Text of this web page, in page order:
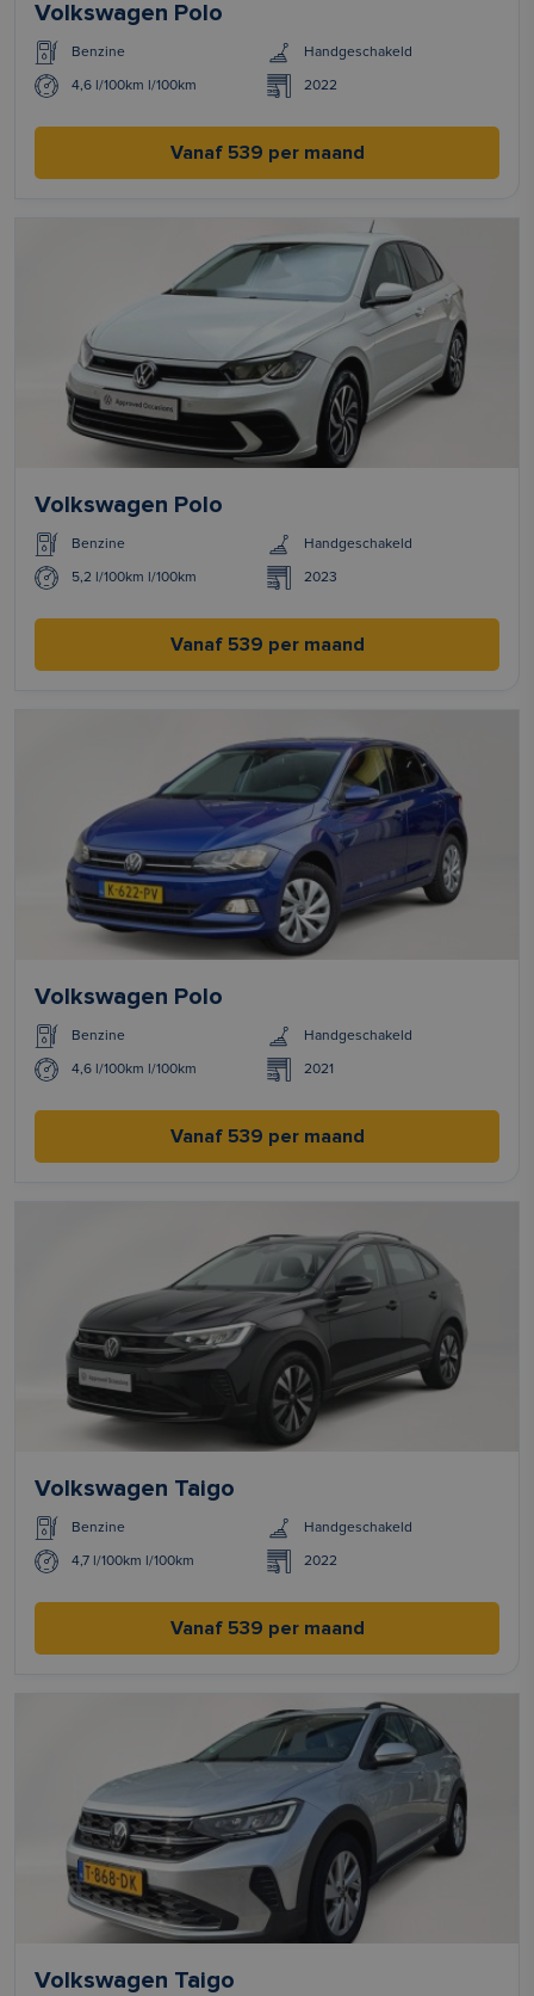
Volkswagen Polo
Benzine Handgeschakeld
4,6 l/100km l/100km 2022
Vanaf 539 per maand
Volkswagen Polo
Benzine Handgeschakeld
5,2 l/100km l/100km 2023
Vanaf 539 per maand
Volkswagen Polo
Benzine Handgeschakeld
4,6 l/100km l/100km 2021
Vanaf 539 per maand
Volkswagen Taigo
Benzine Handgeschakeld
4,7 l/100km l/100km 2022
Vanaf 539 per maand
Volkswagen Taigo